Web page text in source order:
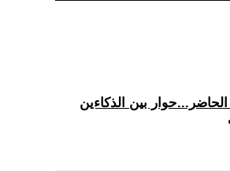
بين الذكاءين